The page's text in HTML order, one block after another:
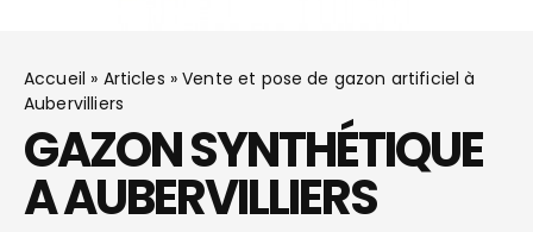
Accueil » Articles »Vente et pose de gazon artificiel à
Aubervilliers
GAZON SYNTHÉTIQUE
A AUBERVILLIERS